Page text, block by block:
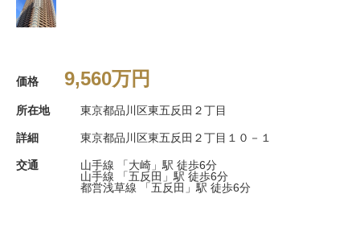
価格 9,560万円
所在地 東京都品川区東五反田２丁目
詳細 東京都品川区東五反田２丁目１０－１
交通
山手線 「大崎」駅 徒歩6分
山手線 「五反田」駅 徒歩6分
都営浅草線 「五反田」駅 徒歩6分